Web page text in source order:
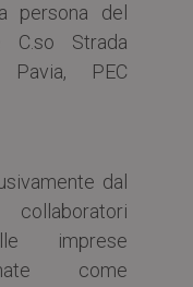
persona del
C.so Strada
PEC
dal
imprese
come